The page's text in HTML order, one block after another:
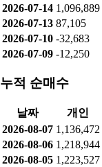
2026-07-14 1,096,889
2026-07-13 87,105
2026-07-10 -32,683
2026-07-09 -12,250
누적 순매수
날짜 개인
2026-08-07 1,136,472
2026-08-06 1,218,944
2026-08-05 1,223,527